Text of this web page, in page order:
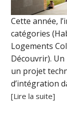
Cette année,
catégories
Logements
Découvrir).
un projet
d’intégration
[Lire la suite]